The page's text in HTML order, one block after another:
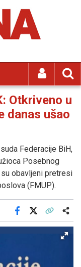
Otkriveno u
danas ušao
Federacije BiH,
Posebnog
obavljeni pretresi
(FMUP).
Facebook